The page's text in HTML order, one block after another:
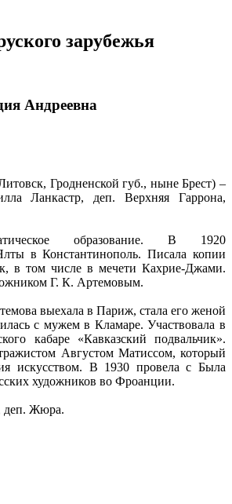
зарубежья
Андреевна
Гродненской губ., ныне Брест) –
Ланкастр, деп. Верхняя Гаррона,
образование. В 1920
в Константинополь. Писала копии
в том числе в мечети Кахрие-Джами.
Г. К. Артемовым.
выехала в Париж, стала его женой
с мужем в Кламаре. Участвовала в
кабаре «Кавказский подвальчик».
Августом Матиссом, который
искусством. В 1930 провела с Была
художников во Фроанции.
деп. Жюра.